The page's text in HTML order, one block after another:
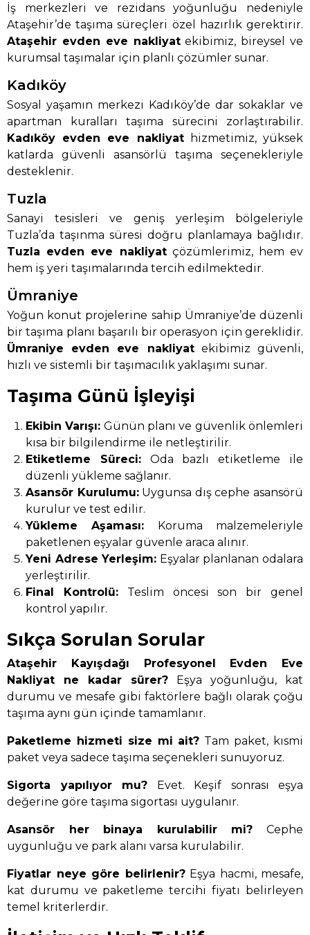
İş merkezleri ve rezidans yoğunluğu nedeniyle
Ataşehir’de taşıma süreçleri özel hazırlık gerektirir.
Ataşehir evden eve nakliyatekibimiz, bireysel ve
kurumsal taşımalar için planlı çözümler sunar.
Kadıköy
Sosyal yaşamın merkezi Kadıköy’de dar sokaklar ve
apartman kuralları taşıma sürecini zorlaştırabilir.
Kadıköy evden eve nakliyathizmetimiz, yüksek
katlarda güvenli asansörlü taşıma seçenekleriyle
desteklenir.
Tuzla
Sanayi tesisleri ve geniş yerleşim bölgeleriyle
Tuzla’da taşınma süresi doğru planlamaya bağlıdır.
Tuzla evden eve nakliyatçözümlerimiz, hem ev
hem iş yeri taşımalarında tercih edilmektedir.
Ümraniye
Yoğun konut projelerine sahip Ümraniye’de düzenli
bir taşıma planı başarılı bir operasyon için gereklidir.
Ümraniye evden eve nakliyatekibimiz güvenli,
hızlı ve sistemli bir taşımacılık yaklaşımı sunar.
Taşıma Günü İşleyişi
Ekibin Varışı: Günün planı ve güvenlik önlemleri
kısa bir bilgilendirme ile netleştirilir.
Etiketleme Süreci:Oda bazlı etiketleme ile
düzenli yükleme sağlanır.
Asansör Kurulumu:Uygunsa dış cephe asansörü
kurulur ve test edilir.
Yükleme Aşaması: Koruma malzemeleriyle
paketlenen eşyalar güvenle araca alınır.
Yeni Adrese Yerleşim: Eşyalar planlanan odalara
yerleştirilir.
Final Kontrolü: Teslim öncesi son bir genel
kontrol yapılır.
Sıkça Sorulan Sorular
Ataşehir Kayışdağı Profesyonel Evden Eve
Nakliyat ne kadar sürer? Eşya yoğunluğu, kat
durumu ve mesafe gibi faktörlere bağlı olarak çoğu
taşıma aynı gün içinde tamamlanır.
Paketleme hizmeti size mi ait? Tam paket, kısmi
paket veya sadece taşıma seçenekleri sunuyoruz.
Sigorta yapılıyor mu? Evet. Keşif sonrası eşya
değerine göre taşıma sigortası uygulanır.
Asansör her binaya kurulabilir mi? Cephe
uygunluğu ve park alanı varsa kurulabilir.
Fiyatlar neye göre belirlenir?Eşya hacmi, mesafe,
kat durumu ve paketleme tercihi fiyatı belirleyen
temel kriterlerdir.